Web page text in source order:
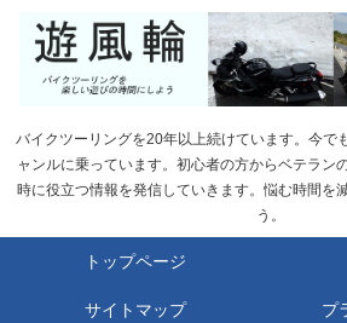
バイクツーリングを20年以上続けています。今で
ャンルに乗っています。初心者の方からベテラン
時に役立つ情報を発信していきます。悩む時間を
う。
トップページ
サイトマップ プ